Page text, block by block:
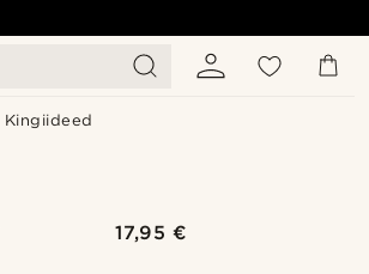
Kingiideed
17,95 €